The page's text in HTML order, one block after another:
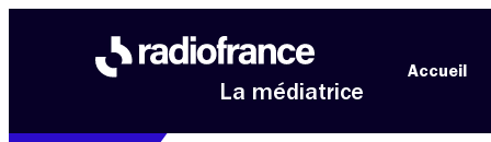
La médiatrice
Accueil